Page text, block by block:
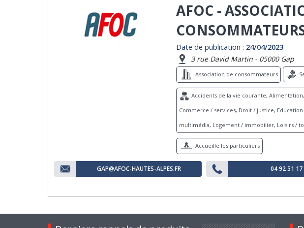
AFOC -
Date de publication : 24/04/2023
3 rue David Martin - 05000 Gap
Association de consommateurs
Accidents de la vie courante,
Commerce / services, Droit / justice,
multimédia, Logement / immobilier, Loisirs /
Accueille les particuliers
GAP@AFOC-HAUTES-ALPES.FR 04 92 51 17